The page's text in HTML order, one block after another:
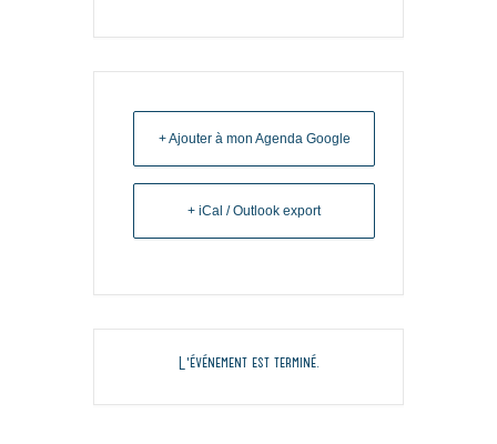
+ Ajouter à mon Agenda Google
+ iCal / Outlook export
L'événement est terminé.